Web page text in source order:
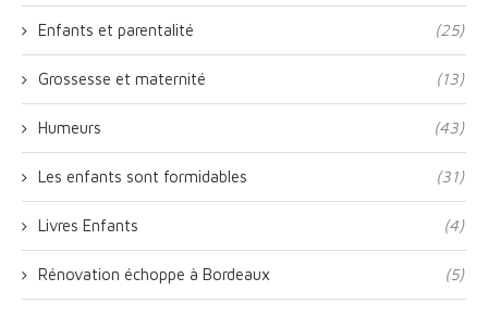
Enfants et parentalité (25)
Grossesse et maternité (13)
Humeurs (43)
Les enfants sont formidables (31)
Livres Enfants (4)
Rénovation échoppe à Bordeaux (5)